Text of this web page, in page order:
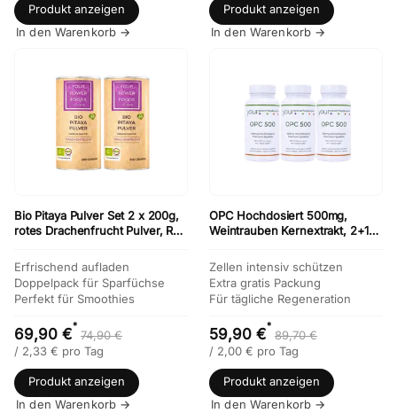
Produkt anzeigen
In den Warenkorb →
Produkt anzeigen
In den Warenkorb →
Bio Pitaya Pulver Set 2 x 200g,
rotes Drachenfrucht Pulver, Red
Erfrischend aufladen
Doppelpack für Sparfüchse
Perfekt für Smoothies
69,90 €*
74,90 €
/ 2,33 € pro Tag
Produkt anzeigen
In den Warenkorb →
OPC Hochdosiert 500mg,
Weintrauben Kernextrakt, 2+1
Zellen intensiv schützen
Extra gratis Packung
Für tägliche Regeneration
59,90 €*
89,70 €
/ 2,00 € pro Tag
Produkt anzeigen
In den Warenkorb →